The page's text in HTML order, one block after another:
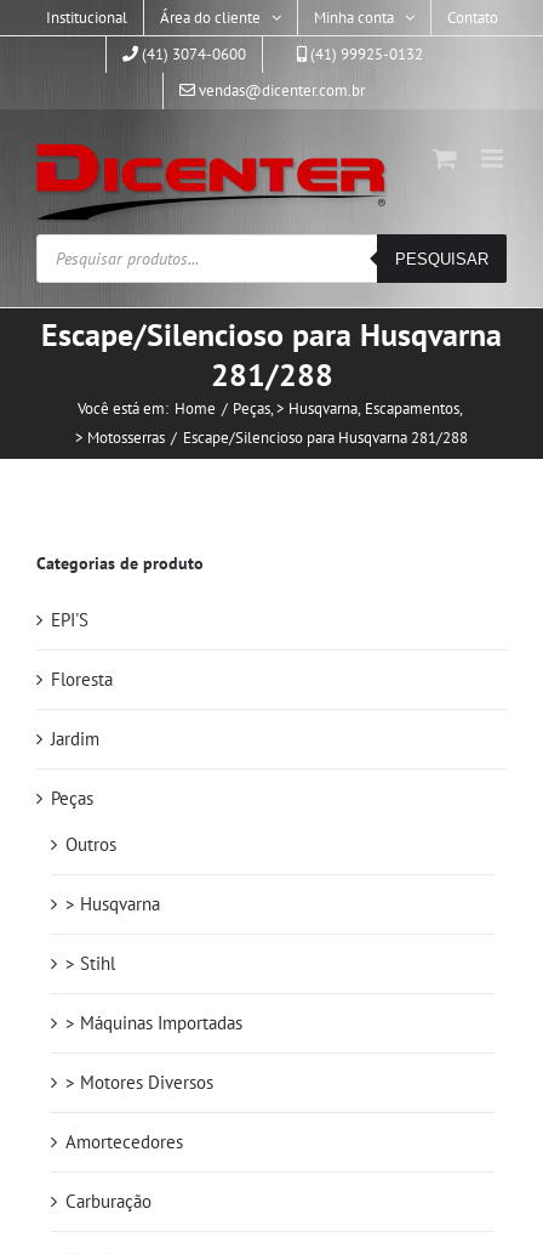
Institucional Área do cliente Minha conta
Contato
(41) 3074-0600
(41) 99925-0132
vendas@dicenter.com.br
Pesquisar
produtos
PESQUISAR
Escape/Silencioso para Husqvarna
281/288
Você está em: Home Peças > Husqvarna Escapamentos
> Motosserras
Escape/Silencioso para Husqvarna 281/288
Categorias de produto
EPI'S
Floresta
Jardim
Peças
Outros
> Husqvarna
> Stihl
> Máquinas Importadas
> Motores Diversos
Amortecedores
Carburação